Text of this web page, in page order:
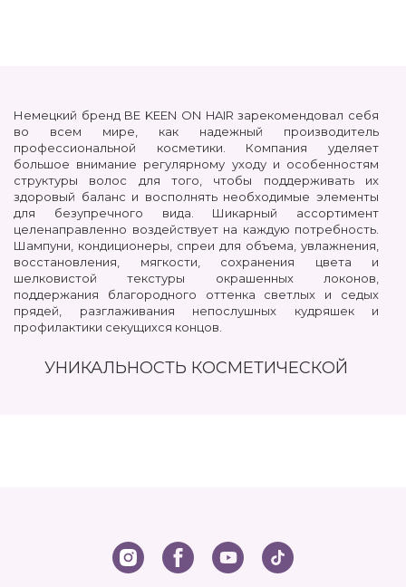
Немецкий бренд BE KEEN ON HAIR зарекомендовал себя
во всем мире, как надежный производитель
профессиональной косметики. Компания уделяет
большое внимание регулярному уходу и особенностям
структуры волос для того, чтобы поддерживать их
здоровый баланс и восполнять необходимые элементы
для безупречного вида. Шикарный ассортимент
целенаправленно воздействует на каждую потребность.
Шампуни, кондиционеры, спреи для объема, увлажнения,
восстановления, мягкости, сохранения цвета и
шелковистой текстуры окрашенных локонов,
поддержания благородного оттенка светлых и седых
прядей, разглаживания непослушных кудряшек и
профилактики секущихся концов.
УНИКАЛЬНОСТЬ КОСМЕТИЧЕСКОЙ
Удовольствие– современные тренды бьюти-индустрии
подталкивают к постоянному тестированию новых